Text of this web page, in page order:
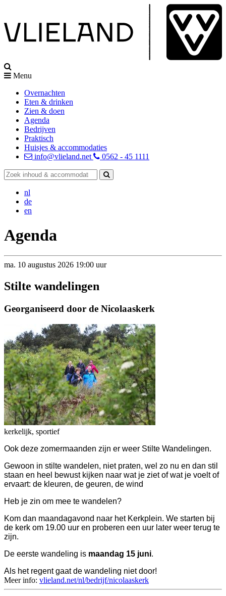
Menu
Overnachten
Eten & drinken
Zien & doen
Agenda
Bedrijven
Praktisch
Huisjes & accommodaties
info@vlieland.net
0562 - 45 1111
nl
de
en
Agenda
ma. 10 augustus 2026 19:00 uur
Stilte wandelingen
Georganiseerd door de Nicolaaskerk
kerkelijk, sportief
Ook deze zomermaanden zijn er weer Stilte Wandelingen.
Gewoon in stilte wandelen, niet praten, wel zo nu en dan stil
staan en heel bewust kijken naar wat je ziet of wat je voelt of
ervaart: de kleuren, de geuren, de wind
Heb je zin om mee te wandelen?
Kom dan maandagavond naar het Kerkplein. We starten bij
de kerk om 19.00 uur en proberen een uur later weer terug te
zijn.
De eerste wandeling is maandag 15 juni.
Als het regent gaat de wandeling niet door!
Meer info: vlieland.net/nl/bedrijf/nicolaaskerk